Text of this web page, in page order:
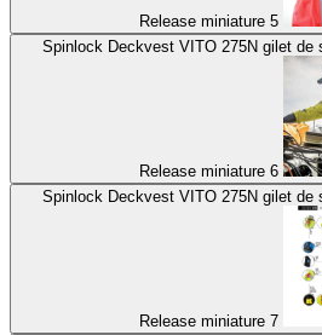
Release miniature 5
Spinlock Deckvest VITO 275N gilet de
Release miniature 6
Spinlock Deckvest VITO 275N gilet de
Release miniature 7